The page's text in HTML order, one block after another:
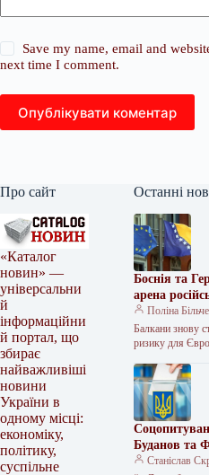
Save my name, email and
next time I comment.
Опублікувати коментар
Про сайт
«Каталог
новин» —
універсальни
й
інформаційни
й портал, що
збирає
найважливіші
новини
України в
одному місці:
економіку,
політику,
суспільне
Останні
Боснія та
арена
Поліна
Балкани знову
ризику для
зосереджена на
Україні,…
Буданов та
перемогу
Станіслав